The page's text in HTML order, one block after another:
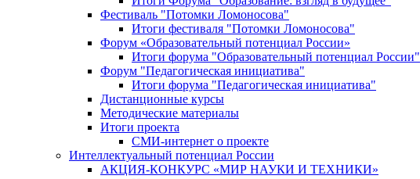
Фестиваль "Потомки Ломоносова"
Итоги фестиваля "Потомки Ломоносова"
Форум «Образовательный потенциал России»
Итоги форума "Образовательный потенциал России"
Форум "Педагогическая инициатива"
Итоги форума "Педагогическая инициатива"
Дистанционные курсы
Методические материалы
Итоги проекта
СМИ-интернет о проекте
Интеллектуальный потенциал России
АКЦИЯ-КОНКУРС «МИР НАУКИ И ТЕХНИКИ»